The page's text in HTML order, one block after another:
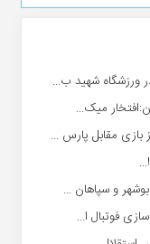
ورزشگاه شهید ب...
میک...
مقابل پارس ...
و سپاهان ...
فوتبال ا...